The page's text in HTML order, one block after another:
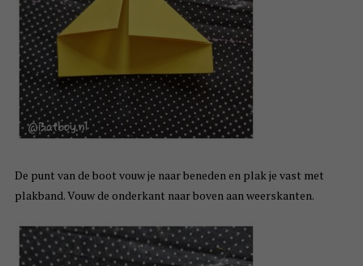
De punt van de boot vouw je naar beneden en plak je vast met
plakband. Vouw de onderkant naar boven aan weerskanten.